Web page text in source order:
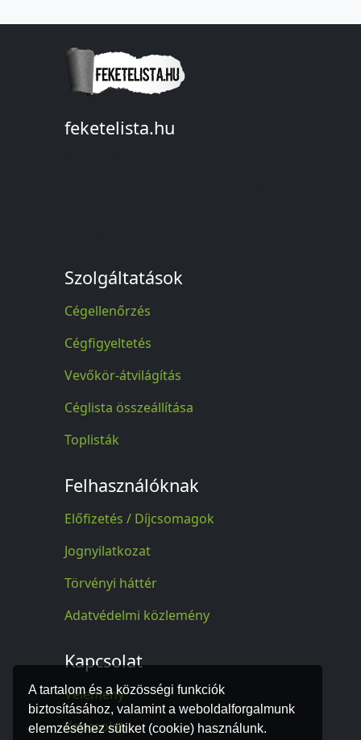
A tartalom és a közösségi funkciók
biztosításához, valamint a weboldalforgalmunk
elemzéséhez sütiket (cookie) használunk.
feketelista.hu
Szolgáltatások
Cégellenőrzés
Cégfigyeltetés
Vevőkör-átvilágítás
Céglista összeállítása
Toplisták
Felhasználóknak
Előfizetés / Díjcsomagok
Jognyilatkozat
Törvényi háttér
Adatvédelmi közlemény
Kapcsolat
Vélemény
Kapcsolat